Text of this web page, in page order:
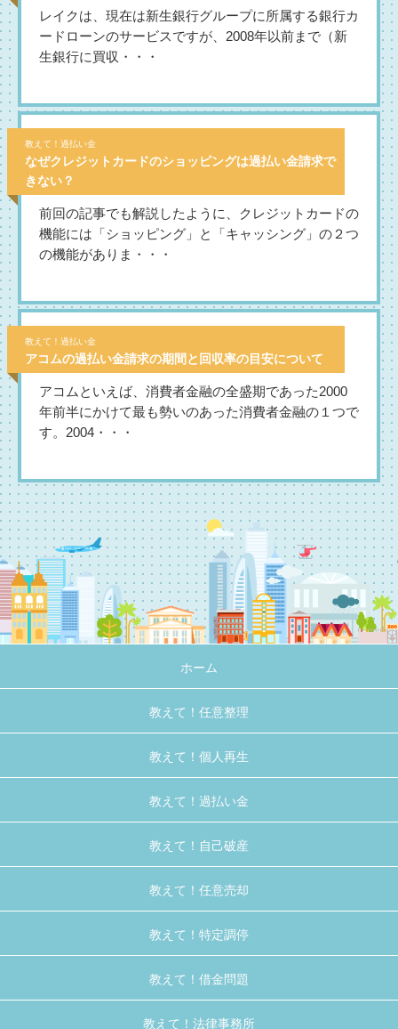
レイクは、現在は新生銀行グループに所属する銀行カ
ードローンのサービスですが、2008年以前まで（新
生銀行に買収・・・
教えて！過払い金
なぜクレジットカードのショッピングは過払い金請求で
きない？
前回の記事でも解説したように、クレジットカードの
機能には「ショッピング」と「キャッシング」の２つ
の機能がありま・・・
教えて！過払い金
アコムの過払い金請求の期間と回収率の目安について
アコムといえば、消費者金融の全盛期であった2000
年前半にかけて最も勢いのあった消費者金融の１つで
す。2004・・・
ホーム
教えて！任意整理
教えて！個人再生
教えて！過払い金
教えて！自己破産
教えて！任意売却
教えて！特定調停
教えて！借金問題
教えて！法律事務所